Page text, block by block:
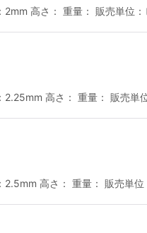
高さ： 重量： 販売単位
高さ： 重量： 販売
高さ： 重量： 販売単